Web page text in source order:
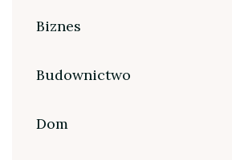
Biznes
Budownictwo
Dom